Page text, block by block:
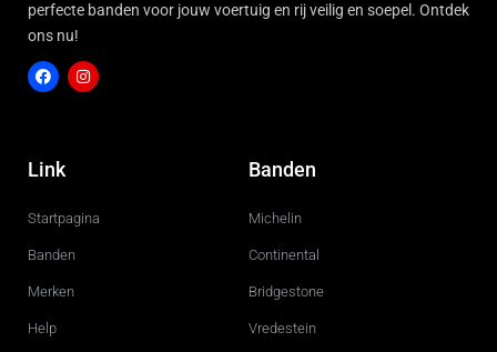
perfecte banden voor jouw voertuig en rij veilig en soepel. Ontdek
ons nu!
c
e
o
g
r
Link
Startpagina
Banden
Merken
Help
Banden
Michelin
Continental
Bridgestone
Vredestein